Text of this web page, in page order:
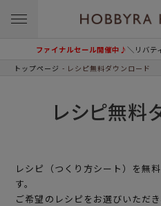
ファイナルセール開催中♪＼リバテ
トップページ レシピ無料ダウンロード
レシピ無料
レシピ（つくり方シート）を無
す。
ご希望のレシピをお選びいただ